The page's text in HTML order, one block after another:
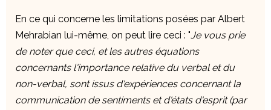
En ce qui concerne les limitations posées par Albert
Mehrabian lui-même, on peut lire ceci : "Je vous prie
de noter que ceci, et les autres équations
concernants l'importance relative du verbal et du
non-verbal, sont issus d'expériences concernant la
communication de sentiments et d'états d'esprit (par